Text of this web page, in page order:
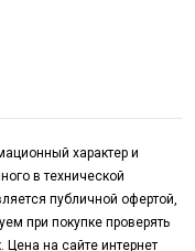
характер и
в технической
публичной офертой,
при покупке проверять
на сайте интернет